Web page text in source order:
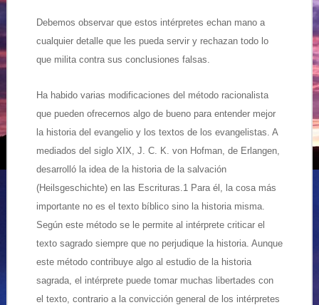
Debemos observar que estos intérpretes echan mano a
cualquier detalle que les pueda servir y rechazan todo lo
que milita contra sus conclusiones falsas.
Ha habido varias modificaciones del método racionalista
que pueden ofrecernos algo de bueno para entender mejor
la historia del evangelio y los textos de los evangelistas. A
mediados del siglo XIX, J. C. K. von Hofman, de Erlangen,
desarrolló la idea de la historia de la salvación
(Heilsgeschichte) en las Escrituras.1 Para él, la cosa más
importante no es el texto bíblico sino la historia misma.
Según este método se le permite al intérprete criticar el
texto sagrado siempre que no perjudique la historia. Aunque
este método contribuye algo al estudio de la historia
sagrada, el intérprete puede tomar muchas libertades con
el texto, contrario a la convicción general de los intérpretes